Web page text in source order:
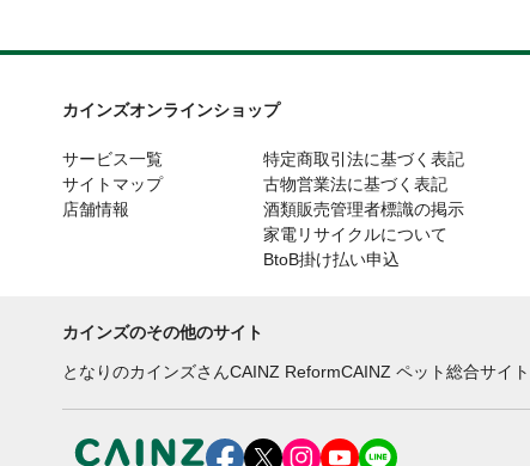
カインズオンラインショップ
サービス一覧
サイトマップ
店舗情報
特定商取引法に基づく表記
古物営業法に基づく表記
酒類販売管理者標識の掲示
家電リサイクルについて
BtoB掛け払い申込
カインズのその他のサイト
となりのカインズさんCAINZ ReformCAINZ ペット総合サイト